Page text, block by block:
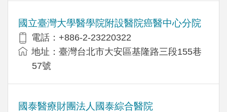
國立臺灣大學醫學院附設醫院癌醫中心分院
電話：+886-2-23220322
地址：臺灣台北市大安區基隆路三段155巷
57號
國泰醫療財團法人國泰綜合醫院